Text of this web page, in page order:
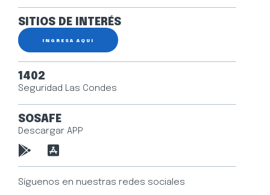
SITIOS DE INTERÉS
INGRESA AQUÍ
1402
Seguridad Las Condes
SOSAFE
Descargar APP
Síguenos en nuestras redes sociales